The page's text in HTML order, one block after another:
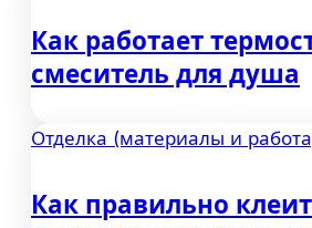
Как работает
смеситель для душа
Отделка (материалы и
Как правильно